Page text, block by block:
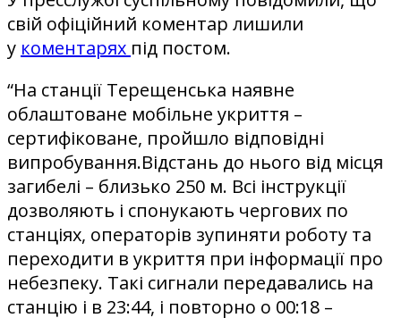
свій офіційний коментар лишили
у коментарях під постом.
“На станції Терещенська наявне
облаштоване мобільне укриття –
сертифіковане, пройшло відповідні
випробування.Відстань до нього від місця
загибелі – близько 250 м. Всі інструкції
дозволяють і спонукають чергових по
станціях, операторів зупиняти роботу та
переходити в укриття при інформації про
небезпеку. Такі сигнали передавались на
станцію і в 23:44, і повторно о 00:18 –